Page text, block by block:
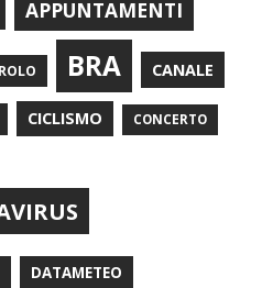
APPUNTAMENTI
BRA CANALE
CICLISMO CONCERTO
DATAMETEO